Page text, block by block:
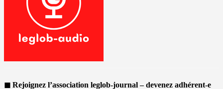
◼ Rejoignez l’association leglob-journal – devenez adhérent-e